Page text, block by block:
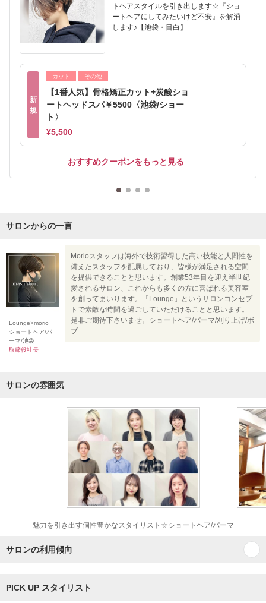
トヘアスタイルを引き出します☆『ショ
ートヘアにしてみたいけど不安』を解消
します♪【池袋・目白】
新
規
カット その他
【1番人気】骨格矯正カット+炭酸ショ
ートヘッドスパ￥5500〈池袋/ショー
ト〉
¥5,500
おすすめクーポンをもっと見る
サロンからの一言
Lounge×morio
ショートヘア/パ
ーマ/池袋
取締役社長
Morioスタッフは海外で技術習得した高い技能と人間性を
備えたスタッフを配属しており、皆様が満足される空間
を提供できることと思います。創業53年目を迎え半世紀
愛されるサロン、これからも多くの方に喜ばれる美容室
を創ってまいります。「Lounge」というサロンコンセプ
トで素敵な時間を過ごしていただけることと思います。
是非ご期待下さいませ。ショートヘア/パーマ/刈り上げ/ボ
ブ
サロンの雰囲気
魅力を引き出す個性豊かなスタイリスト☆ショートヘア/パーマ
サロンの利用傾向
PICK UP スタイリスト